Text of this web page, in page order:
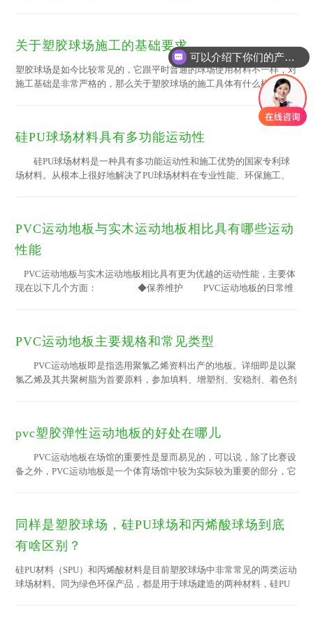
净，在防水层施...
关于塑胶球场施工的基础要求
塑胶球场是如今比较常见的，它跟平时普通的球场使用材料不一样，对
施工基础是非常严格的，那么关于塑胶球场的施工具体有什么样的要求
呢，关于这个问题绿宝小编为大家做下简单的分析。 为了保证球场质
量和美观及使用寿命，使用产品时需要严格注意以下几点： 1、基础严
禁产生裂缝和由于冰冻引起的不均匀冻胀，建议做塑胶球场新场地为
好。 2、可...
硅PU球场材料具有多功能运动性
硅PU球场材料是一种具有多功能运动性和施工优势的国家专利球
场材料。从根本上很好地解决了PU球场材料在专业性能、环保施工、
PU球场材料一般水泥混凝土和沥青混凝土基础厚度3mm即可达到使用
标准 4、弹性适中(按木地板特性设计)质感好，不易造成疲劳感，
场地干湿亦不出现打滑现象。 ...
PVC运动地板与实木运动地板相比具有哪些运动
性能
PVC运动地板与实木运动地板相比具有更为优越的运动性能，主要体
现在以下几个方面： ◆保养维护 PVC运动地板的日常维
由非专 业人员清洁维护，日常清洁只需用微湿的拖把即可。 ◆舒
板——丙烯酸（聚氨脂...
PVC运动地板主要规格和常见类型
PVC运动地板即是指选用聚氯乙烯资料出产的地板。详细即是以聚
氯乙烯及其共聚树脂为首要原料，参加填料、增塑剂、安稳剂、着色剂
1.5米、1.83米、2米、3米、4米、5米等，每卷长度有7.5米、15米、20
达4mm、5mm、6mm等)。片材地板的标准较多，首要分为条形材...
pvc塑胶弹性运动地板的好处在哪儿
PVC运动地板在场馆的重要性是显而易见的，可以说，除了比赛设
备之外，PVC运动地板是一个体育场馆中较为实际较为重要的部分，它
形，如同一个内有空气的密封床垫，当您在摔跤或滑倒的时候，密闭泡
沫背层技术提供的缓冲作用能较大限度的减少运动伤害。 2.震颤的
问题：震颤是指地板受撞击而变形的范围，这个震颤...
同样是塑胶球场，硅PU球场和丙烯酸球场到底
有啥区别？
硅PU材料（SPU）和丙烯酸材料是目前塑胶球场中非常常见的两类运动
球场材料。同为绿色环保产品，都是用于球场建造的两种材料，硅PU
可以介绍下你们的产品么